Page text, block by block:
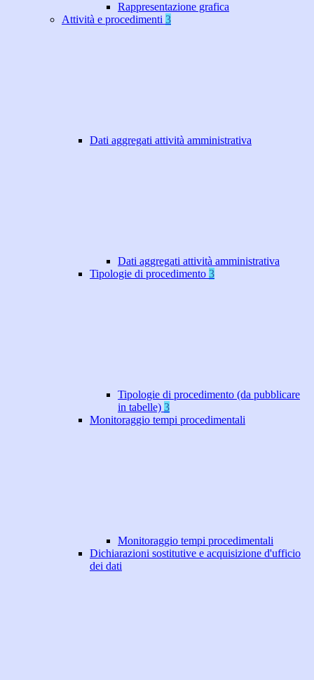
Rappresentazione grafica
Attività e procedimenti 3
Dati aggregati attività amministrativa
Dati aggregati attività amministrativa
Tipologie di procedimento 3
Tipologie di procedimento (da pubblicare
in tabelle) 3
Monitoraggio tempi procedimentali
Monitoraggio tempi procedimentali
Dichiarazioni sostitutive e acquisizione d'ufficio
dei dati